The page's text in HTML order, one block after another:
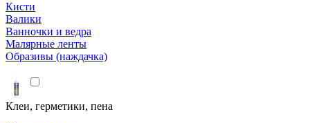
Кисти
Валики
Ванночки и ведра
Малярные ленты
Образивы (наждачка)
Клеи, герметики, пена